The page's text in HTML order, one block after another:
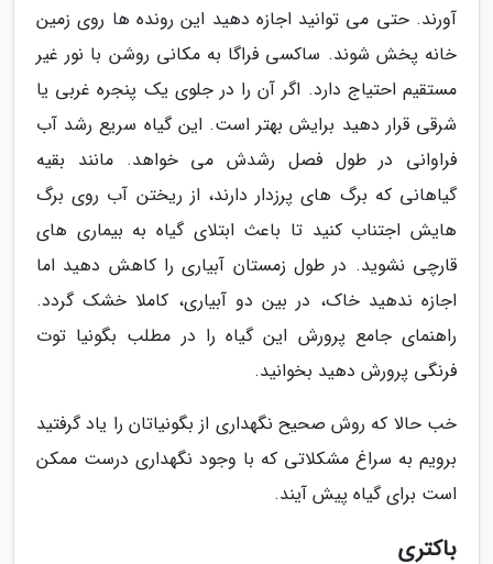
آورند. حتی می توانید اجازه دهید این رونده ها روی زمین
خانه پخش شوند. ساکسی فراگا به مکانی روشن با نور غیر
مستقیم احتیاج دارد. اگر آن را در جلوی یک پنجره غربی یا
شرقی قرار دهید برایش بهتر است. این گیاه سریع رشد آب
فراوانی در طول فصل رشدش می خواهد. مانند بقیه
گیاهانی که برگ های پرزدار دارند، از ریختن آب روی برگ
هایش اجتناب کنید تا باعث ابتلای گیاه به بیماری های
قارچی نشوید. در طول زمستان آبیاری را کاهش دهید اما
اجازه ندهید خاک، در بین دو آبیاری، کاملا خشک گردد.
راهنمای جامع پرورش این گیاه را در مطلب بگونیا توت
فرنگی پرورش دهید بخوانید.
خب حالا که روش صحیح نگهداری از بگونیاتان را یاد گرفتید
برویم به سراغ مشکلاتی که با وجود نگهداری درست ممکن
است برای گیاه پیش آیند.
باکتری